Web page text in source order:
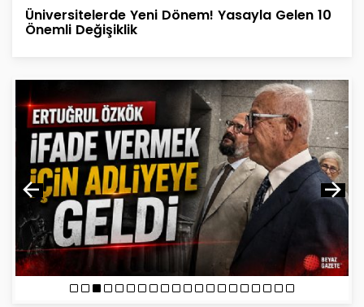
Üniversitelerde Yeni Dönem! Yasayla Gelen 10
Önemli Değişiklik